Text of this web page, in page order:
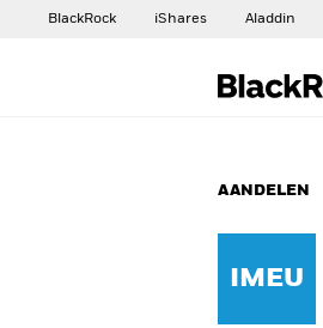
BlackRock iShares Aladdin
AANDELEN
IMEU